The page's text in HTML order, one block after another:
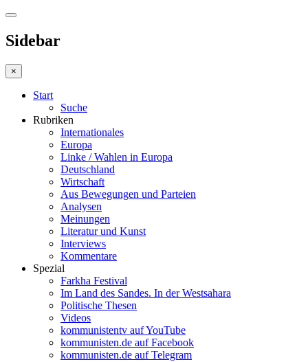
Sidebar
×
Start
Suche
Rubriken
Internationales
Europa
Linke / Wahlen in Europa
Deutschland
Wirtschaft
Aus Bewegungen und Parteien
Analysen
Meinungen
Literatur und Kunst
Interviews
Kommentare
Spezial
Farkha Festival
Im Land des Sandes. In der Westsahara
Politische Thesen
Videos
kommunistentv auf YouTube
kommunisten.de auf Facebook
kommunisten.de auf Telegram